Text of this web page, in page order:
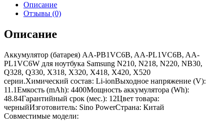
Описание
Отзывы (0)
Описание
Аккумулятор (батарея) AA-PB1VC6B, AA-PL1VC6B, AA-
PL1VC6W для ноутбука Samsung N210, N218, N220, NB30,
Q328, Q330, X318, X320, X418, X420, X520
серии.Химический состав: Li-ionВыходное напряжение (V):
11.1Емкость (mAh): 4400Мощность аккумулятора (Wh):
48.84Гарантийный срок (мес.): 12Цвет товара:
черныйИзготовитель: Sino PowerСтрана: Китай
Совместимые модели: